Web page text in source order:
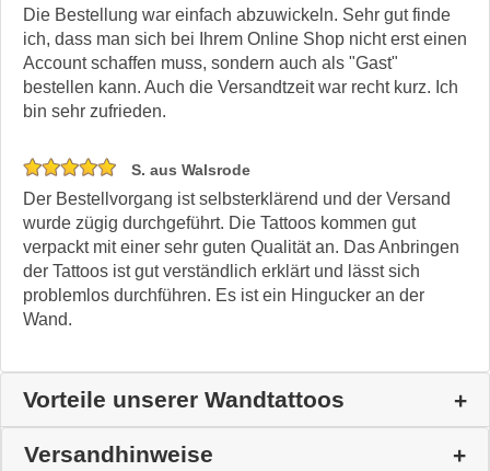
Die Bestellung war einfach abzuwickeln. Sehr gut finde
ich, dass man sich bei Ihrem Online Shop nicht erst einen
Account schaffen muss, sondern auch als "Gast"
bestellen kann. Auch die Versandtzeit war recht kurz. Ich
bin sehr zufrieden.
S. aus Walsrode
Der Bestellvorgang ist selbsterklärend und der Versand
wurde zügig durchgeführt. Die Tattoos kommen gut
verpackt mit einer sehr guten Qualität an. Das Anbringen
der Tattoos ist gut verständlich erklärt und lässt sich
problemlos durchführen. Es ist ein Hingucker an der
Wand.
Vorteile unserer Wandtattoos
Versandhinweise